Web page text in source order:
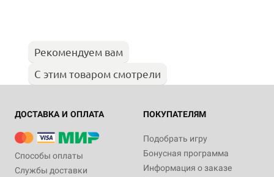
Рекомендуем вам
С этим товаром смотрели
ДОСТАВКА И ОПЛАТА
Способы оплаты
Службы доставки
ПОКУПАТЕЛЯМ
Подобрать игру
Бонусная программа
Информация о заказе